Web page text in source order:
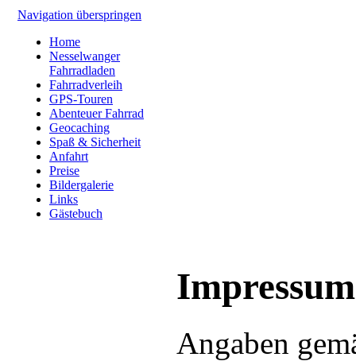
Navigation überspringen
Home
Nesselwanger
Fahrradladen
Fahrradverleih
GPS-Touren
Abenteuer Fahrrad
Geocaching
Spaß & Sicherheit
Anfahrt
Preise
Bildergalerie
Links
Gästebuch
Impressum
Angaben